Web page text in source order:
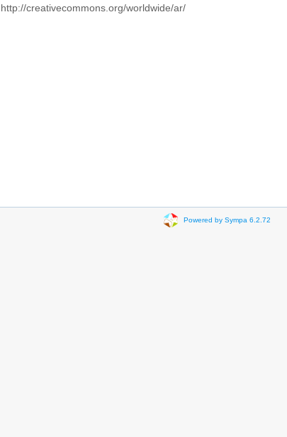
http://creativecommons.org/worldwide/ar/
Powered by Sympa 6.2.72